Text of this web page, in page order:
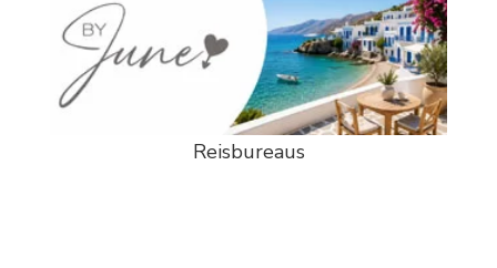
Reisbureaus